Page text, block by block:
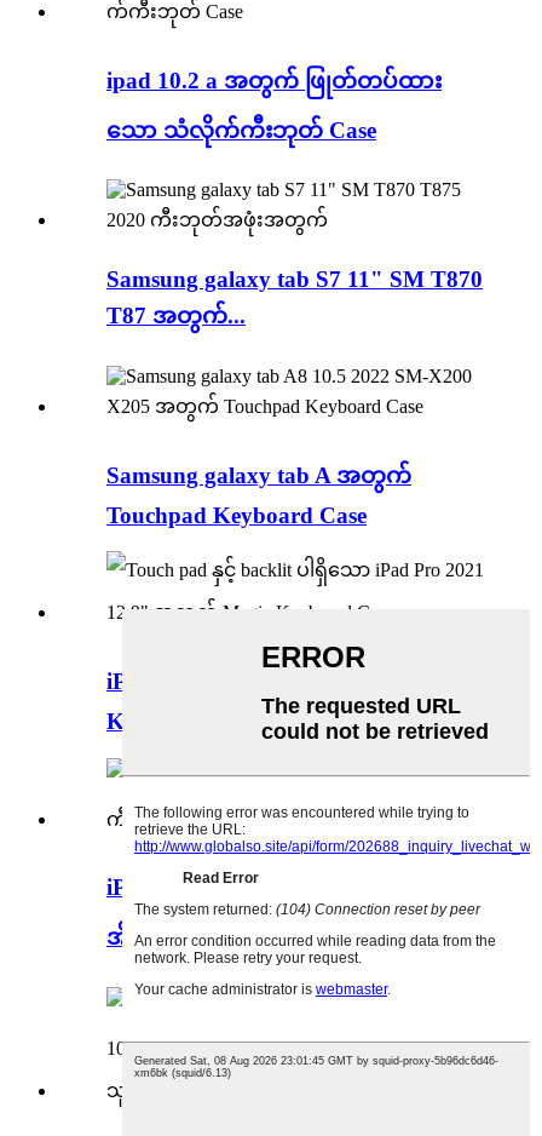
ipad 10.2 a အတွက် ဖြုတ်တပ်ထား
သော သံလိုက်ကီးဘုတ် Case
Samsung galaxy tab S7 11" SM T870
T87 အတွက်...
Samsung galaxy tab A အတွက်
Touchpad Keyboard Case
iPad Pro 2021 12.9" အတွက် Magic
Keyboard Case...
iPad Pro 12.9 လက်မ ကြိုးမဲ့ကီးဘုတ်
အိတ်...